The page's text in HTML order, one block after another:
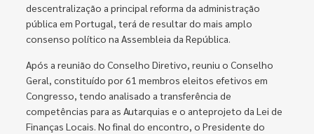
descentralização a principal reforma da administração
pública em Portugal, terá de resultar do mais amplo
consenso político na Assembleia da República.
Após a reunião do Conselho Diretivo, reuniu o Conselho
Geral, constituído por 61 membros eleitos efetivos em
Congresso, tendo analisado a transferência de
competências para as Autarquias e o anteprojeto da Lei de
Finanças Locais. No final do encontro, o Presidente do